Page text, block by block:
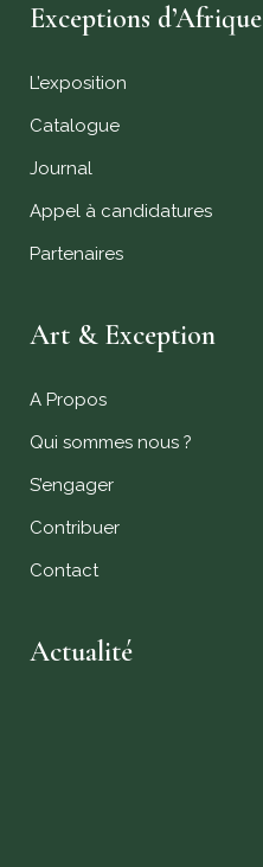
Exceptions d’Afrique
L’exposition
Catalogue
Journal
Appel à candidatures
Partenaires
Art & Exception
A Propos
Qui sommes nous ?
S’engager
Contribuer
Contact
Actualité